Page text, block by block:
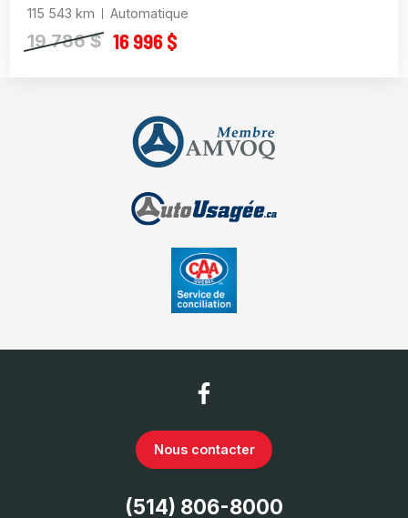
115 543 km Automatique
19 786 $ 16 996 $
Nous contacter
(514) 806-8000